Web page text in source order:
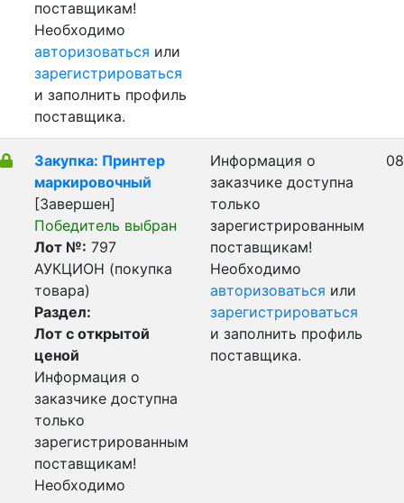
поставщикам!
Необходимо
авторизоваться или
зарегистрироваться
и заполнить профиль
поставщика.
Закупка: Принтер
маркировочный
[Завершен]
Победитель выбран
Лот №: 797
АУКЦИОН (покупка
товара)
Раздел:
Лот с открытой
ценой
Информация о
заказчике доступна
только
зарегистрированным
поставщикам!
Необходимо
Информация о
заказчике доступна
только
зарегистрированным
поставщикам!
Необходимо
авторизоваться или
зарегистрироваться
и заполнить профиль
поставщика.